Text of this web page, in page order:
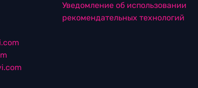
Уведомление об использовании
рекомендательных технологий